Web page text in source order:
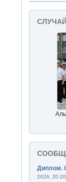
Диплом.
2026, 20:20